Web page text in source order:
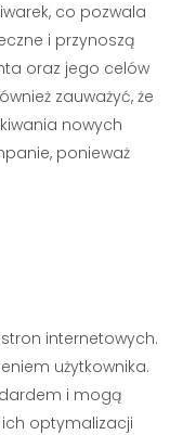
co pozwala
i przynoszą
oraz jego celów
zauważyć, że
nowych
ponieważ
internetowych.
użytkownika.
i mogą
ich optymalizacji